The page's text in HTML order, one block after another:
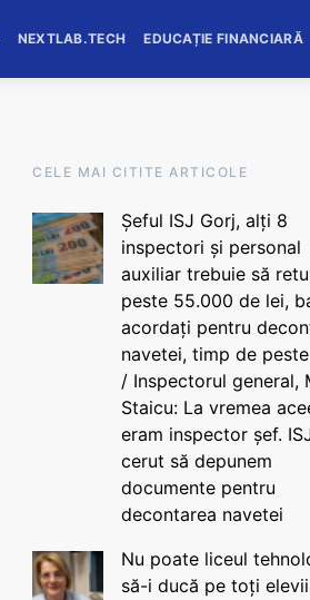
NEXTLAB.TECH EDUCAȚIE FINANCIARĂ
CELE MAI CITITE ARTICOLE
Șeful ISJ Gorj, alți 8
inspectori și personal
auxiliar trebuie să
peste 55.000 de lei,
acordați pentru
navetei, timp de
/ Inspectorul general,
Staicu: La vremea
eram inspector șef.
cerut să depunem
documente pentru
decontarea navetei
Nu poate liceul
să-i ducă pe toți